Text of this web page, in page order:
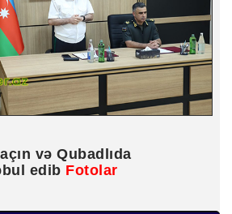
və Qubadlıda
edib Fotolar